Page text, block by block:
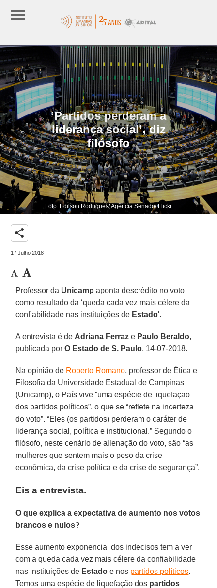
‘Partidos perderam a
liderança social’, diz
filósofo
Foto: Edilson Rodrigues/ Agência Senado/ Flickr
share
17 Julho 2018
Professor da Unicamp aponta descrédito no voto
como resultado da ‘queda cada vez mais célere da
confiabilidade nas instituições de Estado'.
A entrevista é de Adriana Ferraz e Paulo Beraldo,
publicada porO Estado de S. Paulo, 14-07-2018.
Na opinião de Roberto Romano, professor de Ética e
Filosofia da Universidade Estadual de Campinas
(Unicamp), o País vive “uma espécie de liquefação
dos partidos políticos”, o que se “reflete na incerteza
do voto”. “Eles (os partidos) perderam o caráter de
liderança social, política e institucional.” Segundo o
filósofo, neste cenário de alienação do voto, são “as
mulheres que sentem mais o peso da crise
econômica, da crise política e da crise de segurança”.
Eis a entrevista.
O que explica a expectativa de aumento nos votos
brancos e nulos?
Esse aumento exponencial dos indecisos tem a ver
com a queda cada vez mais célere da confiabilidade
nas instituições de Estado e nos partidos políticos.
Temos uma espécie de liquefação dos partidos